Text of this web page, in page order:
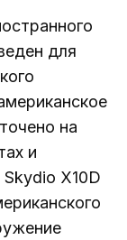
для
на
и
X10D